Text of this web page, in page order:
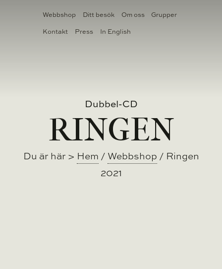
Webbshop Ditt besök Om oss
Grupper
Kontakt
Press In English
Dubbel-CD
RINGEN
Du är här > Hem / Webbshop / Ringen
2021